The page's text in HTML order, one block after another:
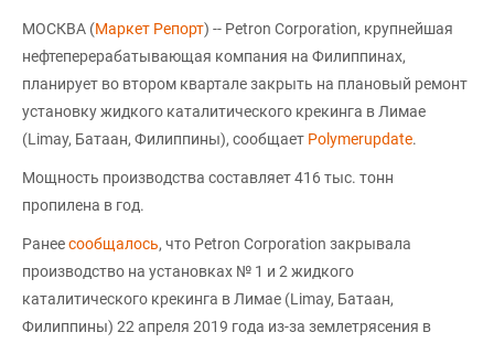
МОСКВА (Маркет Репорт) -- Petron Corporation, крупнейшая
нефтеперерабатывающая компания на Филиппинах,
планирует во втором квартале закрыть на плановый ремонт
установку жидкого каталитического крекинга в Лимае
(Limay, Батаан, Филиппины), сообщает Polymerupdate.
Мощность производства составляет 416 тыс. тонн
пропилена в год.
Ранеесообщалось, что Рetron Corporation закрывала
производство на установках № 1 и 2 жидкого
каталитического крекинга в Лимае (Limay, Батаан,
Филиппины) 22 апреля 2019 года из-за землетрясения в